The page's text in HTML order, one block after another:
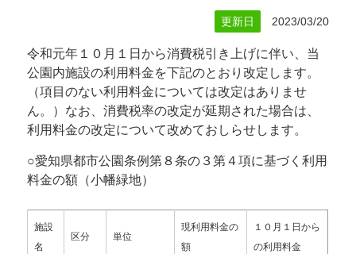
更新日 2023/03/20
令和元年１０月１日から消費税引き上げに伴い、当
公園内施設の利用料金を下記のとおり改定します。
（項目のない利用料金については改定はありませ
ん。）なお、消費税率の改定が延期された場合は、
利用料金の改定について改めておしらせします。
○愛知県都市公園条例第８条の３第４項に基づく利用
料金の額（小幡緑地）
施設
名
区分 単位
現利用料金の
額
１０月１日から
の利用料金